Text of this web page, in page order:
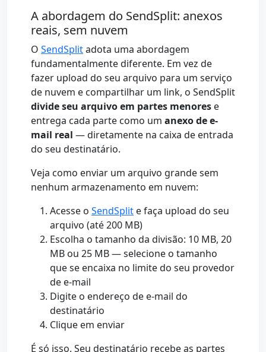
A abordagem do SendSplit: anexos
reais, sem nuvem
O SendSplitadota uma abordagem
fundamentalmente diferente. Em vez de
fazer upload do seu arquivo para um serviço
de nuvem e compartilhar um link, o SendSplit
divide seu arquivo em partes menores e
entrega cada parte como um anexo de e-
mail real — diretamente na caixa de entrada
do seu destinatário.
Veja como enviar um arquivo grande sem
nenhum armazenamento em nuvem:
Acesse o SendSplit e faça upload do seu
arquivo (até 200 MB)
Escolha o tamanho da divisão: 10 MB, 20
MB ou 25 MB — selecione o tamanho
que se encaixa no limite do seu provedor
de e-mail
Digite o endereço de e-mail do
destinatário
Clique em enviar
É só isso. Seu destinatário recebe as partes